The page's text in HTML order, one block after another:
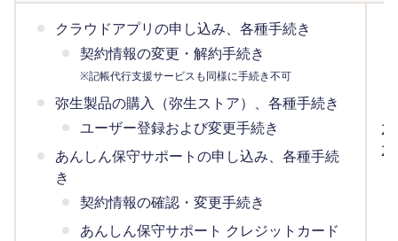
クラウドアプリの申し込み、各種手続き
契約情報の変更・解約手続き
※記帳代行支援サービスも同様に手続き不可
弥生製品の購入（弥生ストア）、各種手続き
ユーザー登録および変更手続き
あんしん保守サポートの申し込み、各種手続
き
契約情報の確認・変更手続き
あんしん保守サポート クレジットカード